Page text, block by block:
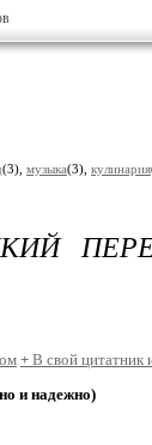
(3), музыка(3), кулинария
+ В свой цитатник
и надежно)